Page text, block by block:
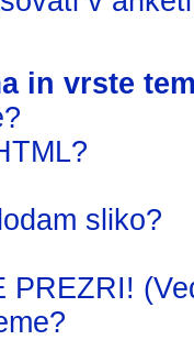
in vrste
sliko?
PREZRI!